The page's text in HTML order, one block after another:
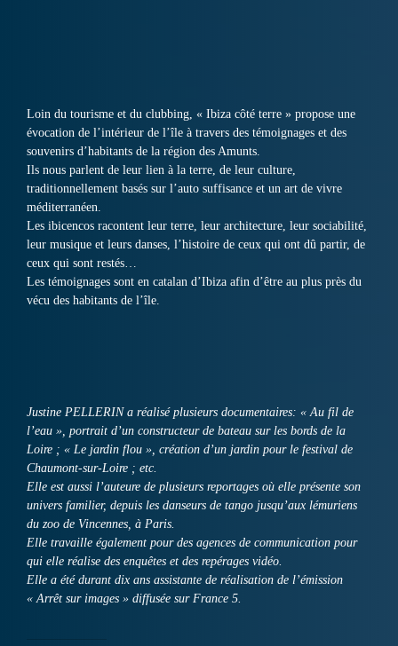
Loin du tourisme et du clubbing, « Ibiza côté terre » propose une
évocation de l’intérieur de l’île à travers des témoignages et des
souvenirs d’habitants de la région des Amunts.
Ils nous parlent de leur lien à la terre, de leur culture,
traditionnellement basés sur l’auto suffisance et un art de vivre
méditerranéen.
Les ibicencos racontent leur terre, leur architecture, leur sociabilité,
leur musique et leurs danses, l’histoire de ceux qui ont dû partir, de
ceux qui sont restés…
Les témoignages sont en catalan d’Ibiza afin d’être au plus près du
vécu des habitants de l’île.
Justine PELLERIN a réalisé plusieurs documentaires: « Au fil de
l’eau », portrait d’un constructeur de bateau sur les bords de la
Loire ; « Le jardin flou », création d’un jardin pour le festival de
Chaumont-sur-Loire ; etc.
Elle est aussi l’auteure de plusieurs reportages où elle présente son
univers familier, depuis les danseurs de tango jusqu’aux lémuriens
du zoo de Vincennes, à Paris.
Elle travaille également pour des agences de communication pour
qui elle réalise des enquêtes et des repérages vidéo.
Elle a été durant dix ans assistante de réalisation de l’émission
« Arrêt sur images » diffusée sur France 5.